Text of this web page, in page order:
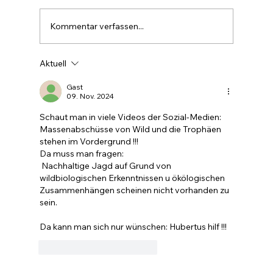
Sprache
Kommentar verfassen...
Aktuell
Gast
09. Nov. 2024
Schaut man in viele Videos der Sozial-Medien:
Massenabschüsse von Wild und die Trophäen
stehen im Vordergrund !!!
Da muss man fragen:
wildbiologischen Erkenntnissen u ökölogischen
Zusammenhängen scheinen nicht vorhanden zu
sein.
Da kann man sich nur wünschen: Hubertus hilf !!!